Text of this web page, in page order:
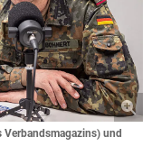
Verbandsmagazins) und